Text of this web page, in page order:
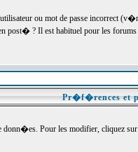
ou mot de passe
post� ? Il est habituel pour les
Pr�f�rences et
Pour les modifier, cliquez